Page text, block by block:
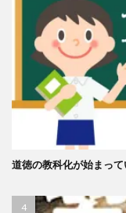
道徳の教科化が始まっ